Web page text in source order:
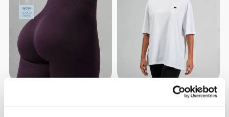
Legging Taille Mi-Haute
T-Shirt Oversized Athleisure